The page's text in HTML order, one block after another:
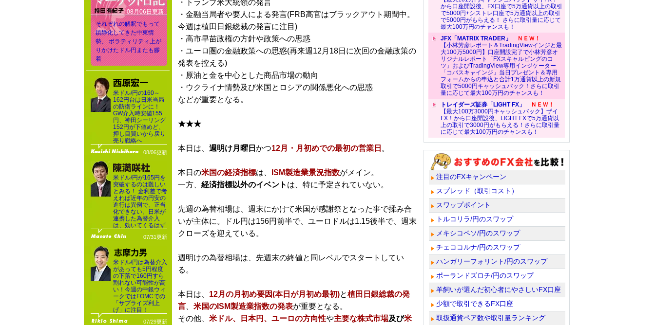
・トランプ米大統領の発言
・金融当局者や要人による発言(FRB高官はブラックアウト期間中。
今週は植田日銀総裁の発言に注目)
・高市早苗政権の方針や政策への思惑
・ユーロ圏の金融政策への思惑(再来週12月18日に次回の金融政策の
発表を控える)
・原油と金を中心とした商品市場の動向
・ウクライナ情勢及び米国とロシアの関係悪化への思惑
などが重要となる。
★★★
本日は、 週明け月曜日 かつ12月・月初めでの最初の営業日 。
本日の米国の経済指標は、 ISM製造業景況指数がメイン。
一方、 経済指標以外のイベント は、特に予定されていない。
先週の為替相場は、週末にかけて米国が感謝祭となった事で揉み合
いが主体に。ドル円は156円前半で、ユーロドルは1.15後半で、週末
クローズを迎えている。
週明けの為替相場は、先週末の終値と同レベルでスタートしてい
る。
本日は、 12月の月初め要因(本日が月初め最初)と植田日銀総裁の発
言
米国のISM製造業指数の発表が重要となる。
その他、 米ドル、日本円、ユーロの方向性や主要な株式市場及び米
から口座開設後、FX口座で5万通貨以上の取引
で5000円+シストレ口座で5万通貨以上の取引
で5000円がもらえる！ さらに取引量に応じて
最大100万円のチャンスも！
JFX「MATRIX TRADER」
ＮＥＷ！
【小林芳彦レポート＆TradingViewインジと最
大100万5000円】口座開設完了で小林芳彦オ
リジナルレポート「FXスキャルピングのコ
ツ」およびTradingView専用インジケーター
「コバスキャインジ」当日プレゼント＆専用
フォームからの申込と合計1万通貨以上の新規
取引で5000円キャッシュバック！さらに取引
量に応じて最大100万円のチャンスも！
トレイダーズ証券「LIGHT FX」
ＮＥＷ！
【最大100万3000円キャッシュバック】ザイ
FX！から口座開設後、LIGHT FXで5万通貨以
上の取引で3000円がもらえる！さらに取引量
に応じて最大100万円のチャンスも！
注目のFXキャンペーン
スプレッド（取引コスト）
スワップポイント
トルコリラ/円のスワップ
メキシコペソ/円のスワップ
チェココルナ/円のスワップ
ハンガリーフォリント/円のスワップ
ポーランドズロチ/円のスワップ
羊飼いが選んだ初心者にやさしいFX口座
少額で取引できるFX口座
取扱通貨ペア数や取引量ランキング
08月06日更新
それぞれの解釈でもって
鎮静化してきた中東情
勢、 ボラティリティ上が
りかけたドル円またも膠
着
米ドル/円の160～
162円台は日米当局
の防衛ラインに！
GW介入時安値155
円、神田シーリング
152円が下値めど、
押し目買いから戻り
売り戦略へ
08/06更新
米ドル/円が165円を
突破するのは難しい
とみる！ 金利差で考
えれば近年の円安の
進行は異例で、正当
化できない。日米が
連携した為替介入
は、効いてくるはず
07/31更新
米ドル/円は為替介入
があっても5円程度
の下落で160円すら
割れない可能性が高
い！今週の中銀ウィ
ークではFOMCでの
「サプライズ利上
げ」に注目！
07/29更新